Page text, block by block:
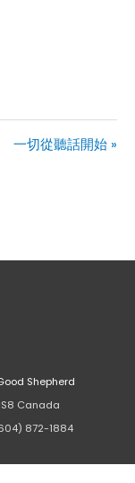
一切從聽話開始 »
Shepherd
Canada
872-1884